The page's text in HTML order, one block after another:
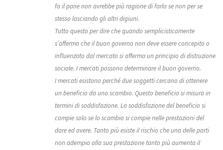
fa il pane non avrebbe più ragione di farlo se non per se
stesso lasciando gli altri digiuni.
Tutto questo per dire che quando semplicisticamente
s’afferma che il buon governo non deve essere concepito o
influenzato dal mercato si afferma un principio di distruzione
sociale. I mercati possono determinare il buon governo.
I mercati esistono perché due soggetti cercano di ottenere
un beneficio da uno scambio. Questo beneficio si misura in
termini di soddisfazione. La soddisfazione del beneficio si
compie solo se lo scambio si compie nelle prestazioni del
dare ed avere. Tanto più esiste il rischio che una delle parti
non adempia alla sua prestazione tanto più aumenta il